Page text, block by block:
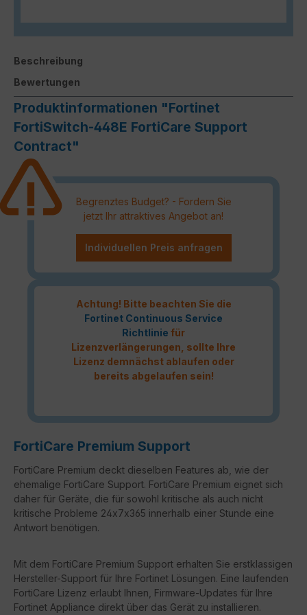
Beschreibung
Bewertungen
Produktinformationen "Fortinet
FortiSwitch-448E FortiCare Support
Contract"
Begrenztes Budget? - Fordern Sie
jetzt Ihr attraktives Angebot an!
Individuellen Preis anfragen
Achtung! Bitte beachten Sie die
Fortinet Continuous Service
Richtlinie für
Lizenzverlängerungen, sollte Ihre
Lizenz demnächst ablaufen oder
bereits abgelaufen sein!
FortiCare Premium Support
FortiCare Premium deckt dieselben Features ab, wie der
ehemalige FortiCare Support. FortiCare Premium eignet sich
daher für Geräte, die für sowohl kritische als auch nicht
kritische Probleme 24x7x365 innerhalb einer Stunde eine
Antwort benötigen.
Mit dem FortiCare Premium Support erhalten Sie erstklassigen
Hersteller-Support für Ihre Fortinet Lösungen. Eine laufenden
FortiCare Lizenz erlaubt Ihnen, Firmware-Updates für Ihre
Fortinet Appliance direkt über das Gerät zu installieren.